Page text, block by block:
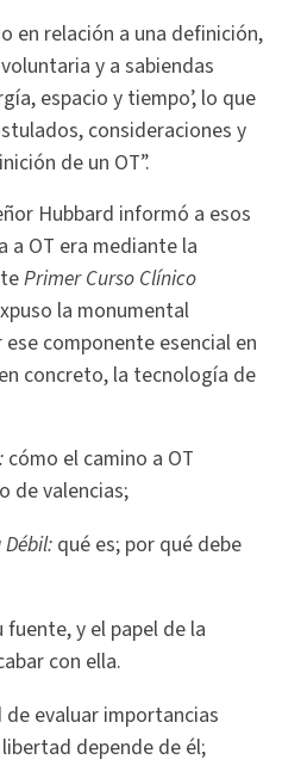
en relación a una definición,
y a sabiendas
espacio y tiempo’, lo que
consideraciones y
de un OT”.
Hubbard informó a esos
a OT era mediante la
Primer Curso Clínico
la monumental
componente esencial en
concreto, la tecnología de
cómo el camino a OT
de valencias;
qué es; por qué debe
fuente, y el papel de la
con ella.
de evaluar importancias
depende de él;